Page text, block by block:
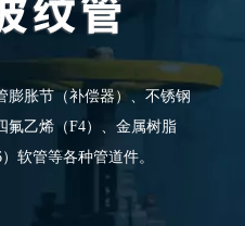
膨胀节（补偿器）、不锈钢
氟乙烯（F4）、金属树脂
软管等各种管道件。